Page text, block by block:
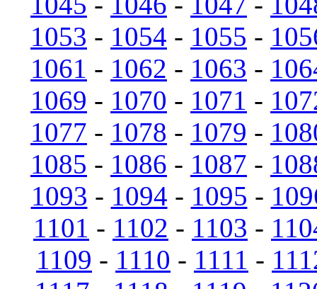
1053 - 1054 - 1055 -
1061 - 1062 - 1063 -
1069 - 1070 - 1071 -
1077 - 1078 - 1079 -
1085 - 1086 - 1087 -
1093 - 1094 - 1095 -
1101 - 1102 - 1103 -
1109 - 1110 - 1111 -